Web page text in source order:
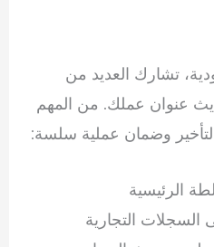
تشارك العديد من
عنوان عملك. من المهم
وضمان عملية سلسة:
الرئيسية
التجارية